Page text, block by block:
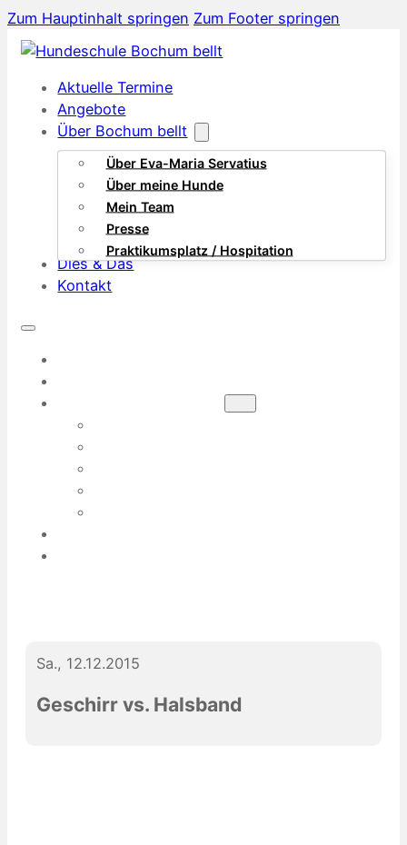
Zum Hauptinhalt springen Zum Footer springen
Aktuelle Termine
Angebote
Über Bochum bellt
Über Eva-Maria Servatius
Über meine Hunde
Mein Team
Presse
Praktikumsplatz / Hospitation
Dies & Das
Kontakt
Sa., 12.12.2015
Geschirr vs. Halsband